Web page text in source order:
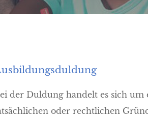
der Duldung handelt es sich um
oder rechtlichen